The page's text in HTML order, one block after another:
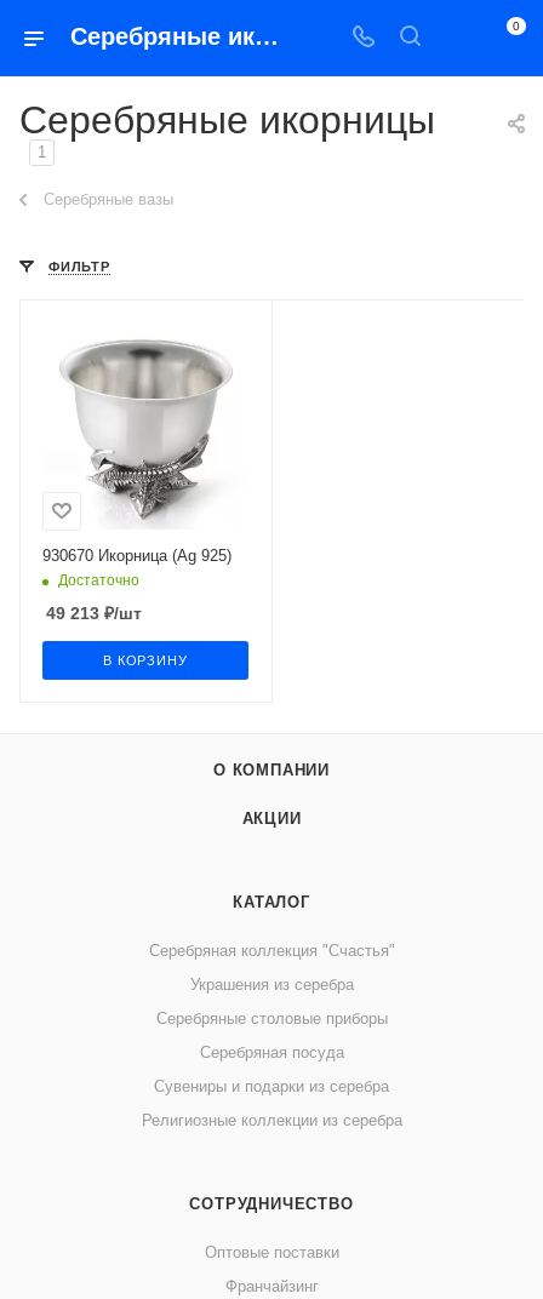
Серебряные икорницы 0
Серебряные икорницы
1
Серебряные вазы
ФИЛЬТР
930670 Икорница (Ag 925)
Достаточно
49 213 ₽/шт
В КОРЗИНУ
О КОМПАНИИ
АКЦИИ
КАТАЛОГ
Серебряная коллекция "Счастья"
Украшения из серебра
Серебряные столовые приборы
Серебряная посуда
Сувениры и подарки из серебра
Религиозные коллекции из серебра
СОТРУДНИЧЕСТВО
Оптовые поставки
Франчайзинг